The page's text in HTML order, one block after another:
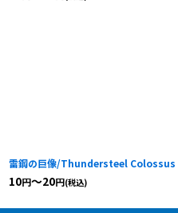
雷鋼の巨像/Thundersteel Colossus
10円～20円(税込)